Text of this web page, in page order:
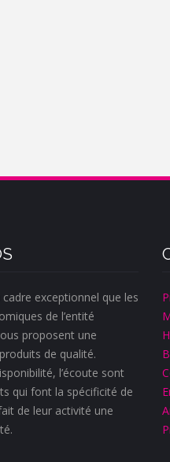
cadre exceptionnel que les
de l’entité
proposent une
de qualité.
l’écoute sont
qui font la spécificité de
de leur activité une